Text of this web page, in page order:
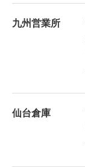
九州営業所
仙台倉庫